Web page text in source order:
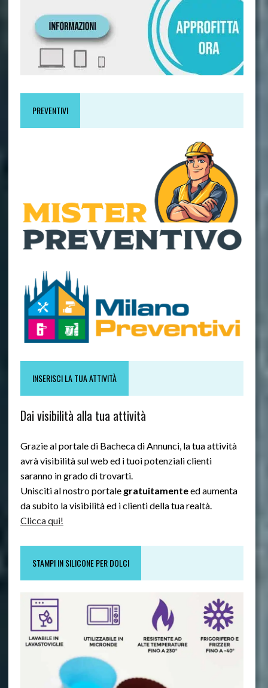
PREVENTIVI
INSERISCI LA TUA ATTIVITÀ
Dai visibilità alla tua attività
Grazie al portale di Bacheca di Annunci, la tua attività
avrà visibilità sul web ed i tuoi potenziali clienti
saranno in grado di trovarti.
Unisciti al nostro portale gratuitamenteed aumenta
da subito la visibilità ed i clienti della tua realtà.
Clicca qui!
STAMPI IN SILICONE PER DOLCI